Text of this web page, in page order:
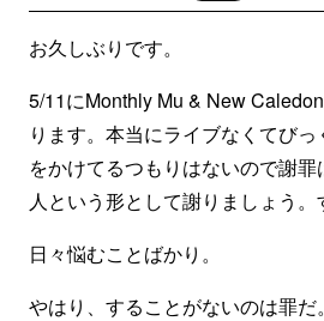
お久しぶりです。
5/11にMonthly Mu & New
ります。本当にライブなくてび
をかけてるつもりはないので謝
人という形として謝りましょう。
日々悩むことばかり。
やはり、することがないのは罪だ。